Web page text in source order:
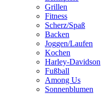
Grillen
Fitness
Scherz/Spaß
Backen
Joggen/Laufen
Kochen
Harley-Davidson
Fußball
Among Us
Sonnenblumen